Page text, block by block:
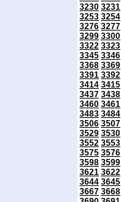
3230 3231
3253 3254
3276 3277
3299 3300
3322 3323
3345 3346
3368 3369
3391 3392
3414 3415
3437 3438
3460 3461
3483 3484
3506 3507
3529 3530
3552 3553
3575 3576
3598 3599
3621 3622
3644 3645
3667 3668